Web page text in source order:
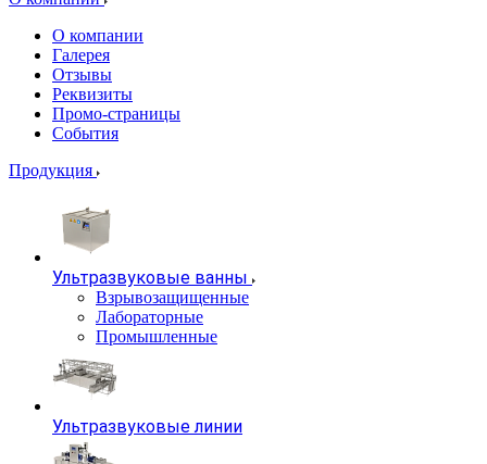
О компании
Галерея
Отзывы
Реквизиты
Промо-страницы
События
Продукция
Ультразвуковые ванны
Взрывозащищенные
Лабораторные
Промышленные
Ультразвуковые линии